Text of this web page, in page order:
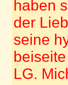
haben
der
seine
LG.